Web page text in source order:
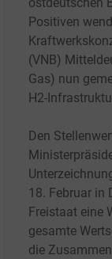
Positiven
(VNB)
Gas) nun
H2-
Den
18. Februar in
Freistaat eine
gesamte
die